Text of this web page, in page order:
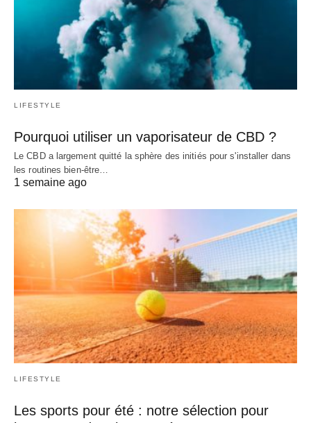
LIFESTYLE
Pourquoi utiliser un vaporisateur de CBD ?
Le CBD a largement quitté la sphère des initiés pour s'installer dans
les routines bien-être…
1 semaine ago
LIFESTYLE
Les sports pour été : notre sélection pour